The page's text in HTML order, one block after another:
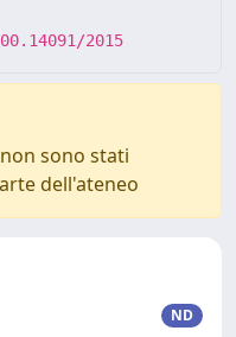
2015
sono stati
dell'ateneo
ND